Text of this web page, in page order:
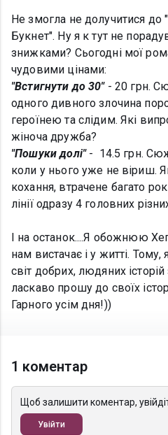
Не змогла не долучитися до
Букнет". Ну я к тут не
знижками? Сьогодні мої
чудовими цінами:
"Встигнути до 30"- 20 грн.
одного дивного злочина
героїнею та слідим. Які
жіноча дружба?
"Пошуки долі"- 14.5 грн.
коли у нього уже не віриш.
кохання, втрачене багато
лінії одразу 4 головних
І на останок....Я обожнюю
нам вистачає і у житті.
світ добрих, людяних
ласкаво прошу до своїх
Гарного усім дня!))
1 коментар
Щоб залишити коментар,
Увійти